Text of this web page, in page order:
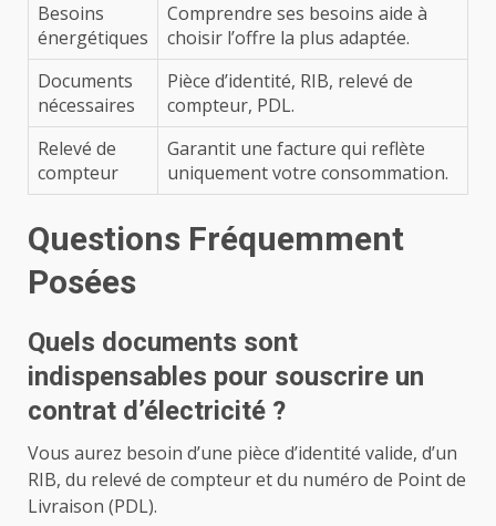
Besoins
énergétiques
Comprendre ses besoins aide à
choisir l’offre la plus adaptée.
Documents
nécessaires
Pièce d’identité, RIB, relevé de
compteur, PDL.
Relevé de
compteur
Garantit une facture qui reflète
uniquement votre consommation.
Questions Fréquemment
Posées
Quels documents sont
indispensables pour souscrire un
contrat d’électricité ?
Vous aurez besoin d’une pièce d’identité valide, d’un
RIB, du relevé de compteur et du numéro de Point de
Livraison (PDL).